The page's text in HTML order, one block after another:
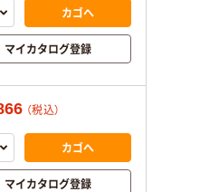
カゴへ
マイカタログ登録
（税込）
カゴへ
マイカタログ登録